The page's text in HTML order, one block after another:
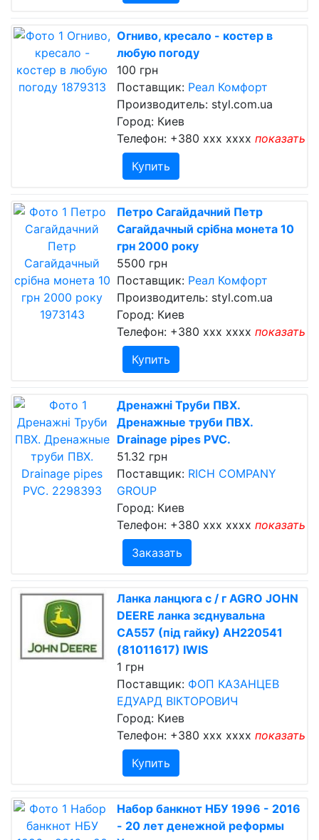
Огниво, кресало - костер в
любую погоду
100 грн
Поставщик: Реал Комфорт
Производитель: styl.com.ua
Город: Киев
Телефон: +380 xxx xxxx показать
Купить
Петро Сагайдачний Петр
Сагайдачный срібна монета 10
грн 2000 року
5500 грн
Поставщик: Реал Комфорт
Производитель: styl.com.ua
Город: Киев
Телефон: +380 xxx xxxx показать
Купить
Дренажні Труби ПВХ.
Дренажные труби ПВХ.
Drainage pipes PVC.
51.32 грн
Поставщик: RICH COMPANY
GROUP
Город: Киев
Телефон: +380 xxx xxxx показать
Заказать
Ланка ланцюга с / г AGRO JOHN
DEERE ланка зєднувальна
CA557 (під гайку) AH220541
(81011617) IWIS
1 грн
Поставщик: ФОП КАЗАНЦЕВ
ЕДУАРД ВІКТОРОВИЧ
Город: Киев
Телефон: +380 xxx xxxx показать
Купить
Набор банкнот НБУ 1996 - 2016
- 20 лет денежной реформы